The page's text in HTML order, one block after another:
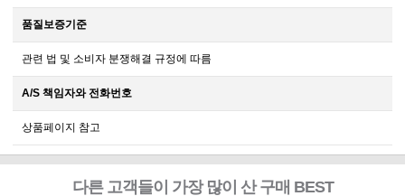
품질보증기준
관련 법 및 소비자 분쟁해결 규정에 따름
A/S 책임자와 전화번호
상품페이지 참고
다른 고객들이 가장 많이 산 구매 BEST